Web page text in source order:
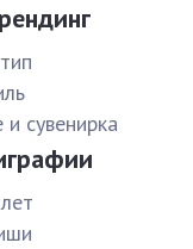
сувенирка